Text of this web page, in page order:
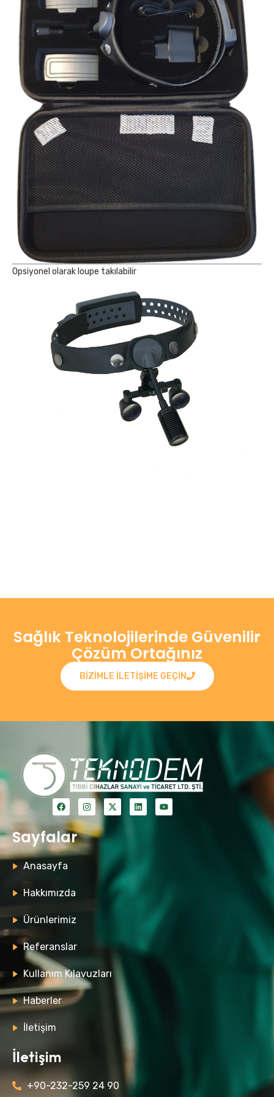
Opsiyonel olarak loupe takılabilir
Sağlık Teknolojilerinde Güvenilir
Çözüm Ortağınız
BIZIMLE ILETIŞIME GEÇIN
Sayfalar
Anasayfa
Hakkımızda
Ürünlerimiz
Referanslar
Kullanım Kılavuzları
Haberler
İletişim
İletişim
+90-232-259 24 90